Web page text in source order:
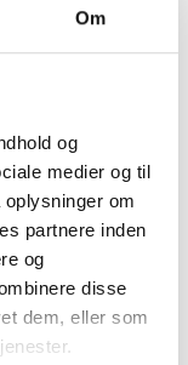
Om
og
medier og til
om
partnere inden
og
disse
dem, eller som